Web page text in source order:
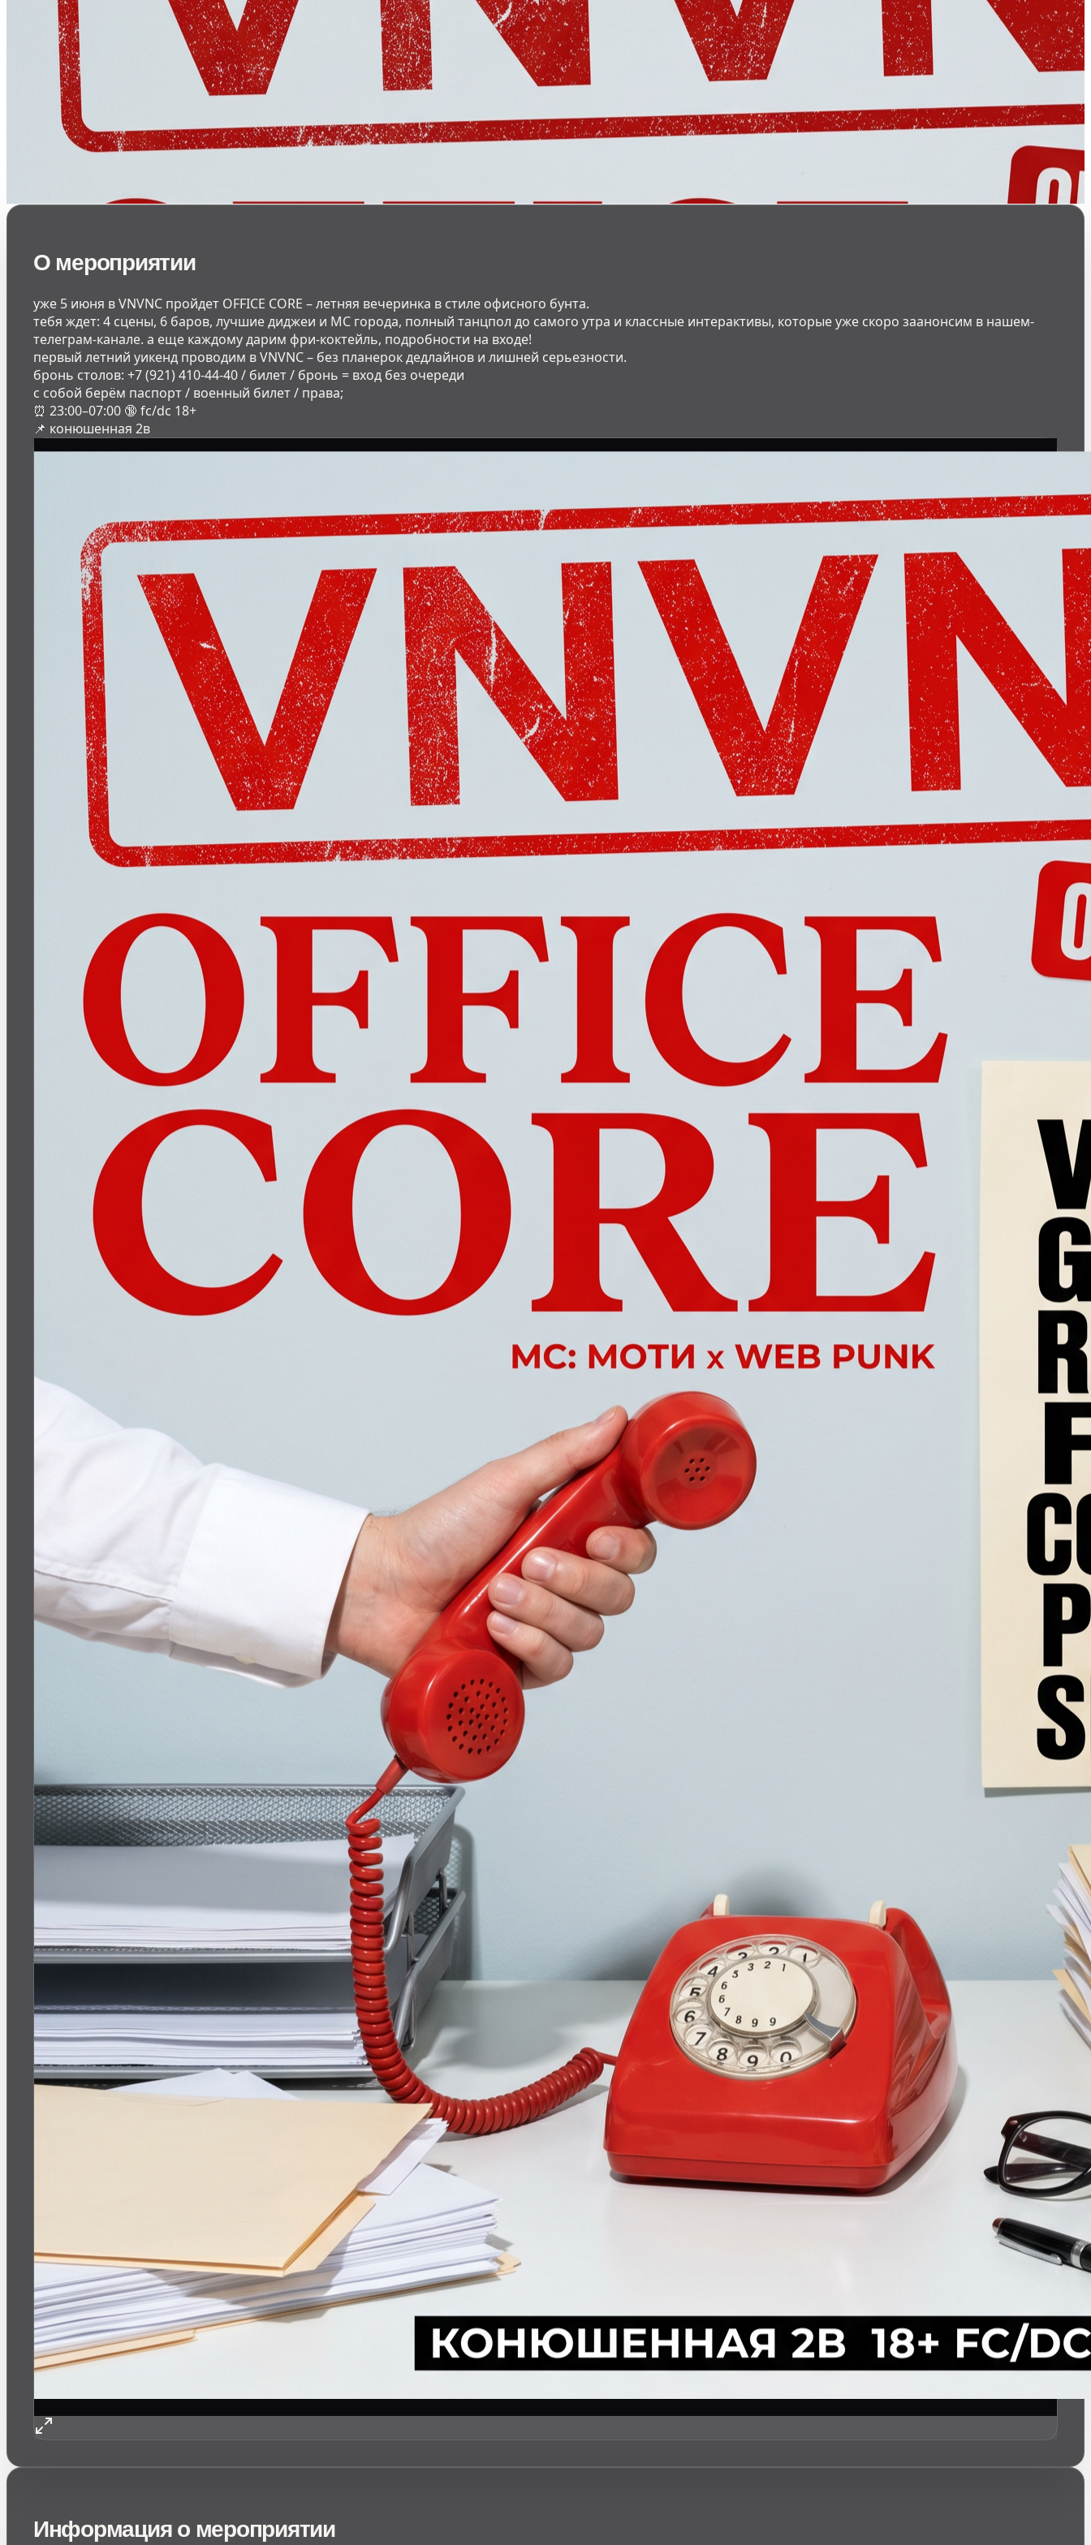
VNVNC | OFFICE CORE
| 5 ИЮНЯ
О мероприятии
уже 5 июня в VNVNC пройдет OFFICE CORE – летняя вечеринка в стиле офисного бунта.
тебя ждет: 4 сцены, 6 баров, лучшие диджеи и МС города, полный танцпол до самого утра и классные интерактивы, которые уже скоро заанонсим в нашем-
телеграм-канале. а еще каждому дарим фри-коктейль, подробности на входе!
первый летний уикенд проводим в VNVNC – без планерок дедлайнов и лишней серьезности.
бронь столов: +7 (921) 410-44-40 / билет / бронь = вход без очереди
с собой берём паспорт / военный билет / права;
⏰ 23:00–07:00 🔞 fc/dc 18+
📌 конюшенная 2в
Информация о мероприятии